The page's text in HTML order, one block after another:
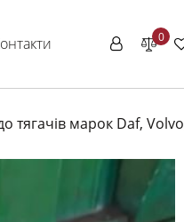
0
тягачів марок Daf,